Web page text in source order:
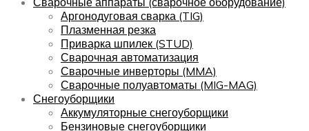
Аргонодуговая сварка (TIG)
Плазменная резка
Приварка шпилек (STUD)
Сварочная автоматизация
Сварочные инверторы (MMA)
Сварочные полуавтоматы (MIG-MAG)
Снегоуборщики
Аккумуляторные снегоуборщики
Бензиновые снегоуборщики